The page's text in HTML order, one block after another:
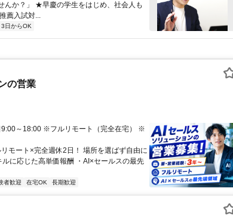
んか？」 ★早慶の学生をはじめ、社会人も
薦入試対...
日からOK
の営業
9:00～18:00 ※フルリモート（完全在宅） ※
モート×完全週休2日！ 場所を選ばず自由に
に応じた高単価報酬 ・AI×セールスの最先
者歓迎 在宅OK 長期歓迎